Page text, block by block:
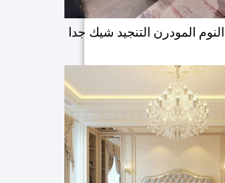
المودرن التنجيد شيك جدا